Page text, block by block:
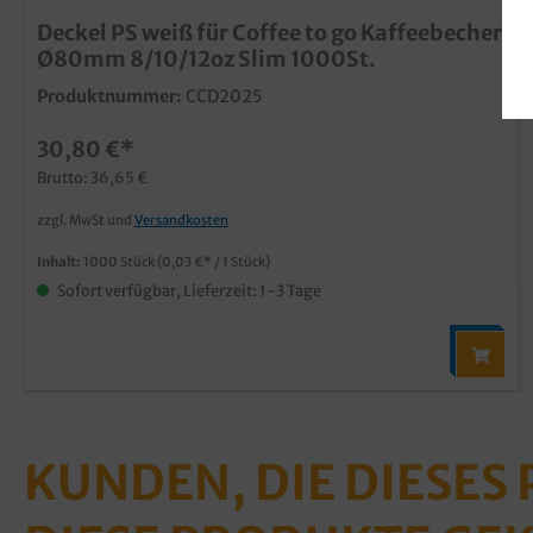
Deckel PS weiß für Coffee to go Kaffeebecher
Ø80mm 8/10/12oz Slim 1000St.
Produktnummer: CCD2025
30,80 €*
Brutto: 36,65 €
zzgl. MwSt und Versandkosten
Inhalt: 1000 Stück (0,03 €* / 1 Stück)
Sofort verfügbar, Lieferzeit: 1-3 Tage
KUNDEN, DIE